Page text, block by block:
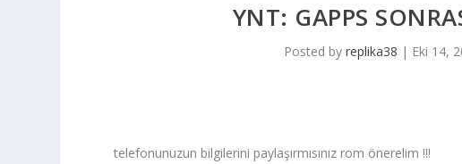
YNT: GAPPS
Posted by replika38 | Eki 14,
telefonunuzun bilgilerini paylaşırmısınız rom önerelim !!!